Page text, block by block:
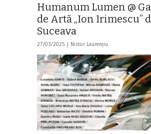
Humanum Lumen @
de Artă „Ion Irimescu”
Suceava
27/03/2025 | Nistor Laurențiu